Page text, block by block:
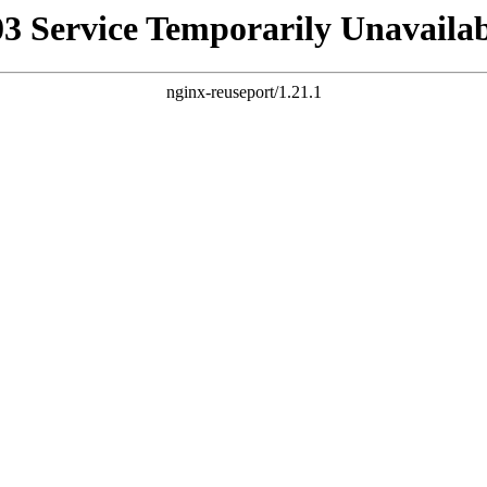
Service Temporarily
nginx-reuseport/1.21.1